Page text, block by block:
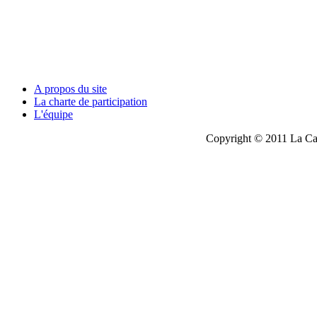
A propos du site
La charte de participation
L'équipe
Copyright © 2011 La